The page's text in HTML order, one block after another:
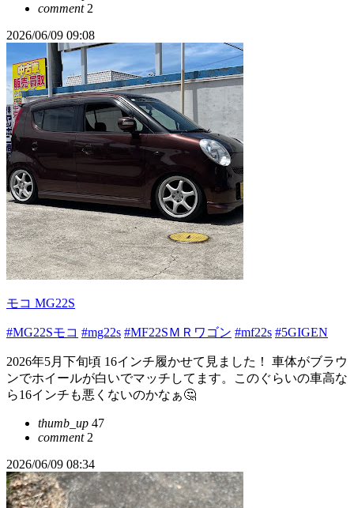
comment2
2026/06/09 09:08
モコ MG22S
#MG22Sモコ #mg22s #MF22SＭＲワゴン #mf22s #5GIGEN
2026年5月下旬頃 16インチ履かせて見ました！ 車体がブラウ
ンでホイールが白いでマッチしてます。このぐらいの車高な
ら16インチも悪くないのかなぁ🤔
thumb_up 47
comment2
2026/06/09 08:34